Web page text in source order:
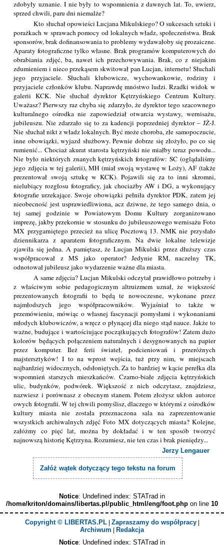
zdobyły uznanie. I nie były to wspomnienia z dawnych lat. To, uwierz,
sprzed chwili, paru dni niemalże?
Kto słuchał opowieści Lucjana Mikulskiego? O sukcesach sztuki i
porażkach w sprawach pomocy od lokalnych władz, społeczeństwa. Brak
sponsorów, brak dofinansowania to problemy wydawałoby się prozaiczne.
Aparaty fotograficzne tylko własne. Brak programów komputerowych do
obrabiania zdjęć, ba, nawet ich przechowywania. Brak, co z niejakim
zdumieniem i nieco przekąsem skwitował pan Lucjan, internetu! Słuchali
jego przyjaciele. Słuchali klubowicze, wychowankowie, rodziny i
przyjaciele członków klubu. Naprawdę mnóstwo ludzi. Rzadki widok w
galerii KCK. Nie słuchał dyrektor Kętrzyńskiego Centrum Kultury.
Uważasz? Pierwszy raz chyba się zdarzyło, że dyrektor tego szacownego
kulturalnego ośrodka nie zapowiedział otwarcia wystawy, wernisażu,
jubileuszu. Nie zdarzało się to za kadencji poprzedniej dyrektor – JŻ-J.
Nie słuchał nikt z władz lokalnych. Być może choroba, złe samopoczucie,
inne obowiązki, wyjazd służbowy. Pewnie dobrze się złożyło, po co się
rumienić... Chociaż akurat starosta kętrzyński nie miałby teraz powodu...
Nie było niektórych znanych kętrzyńskich fotografów: SC (oglądaliśmy
jego zdjęcia w tej galerii), MH (miał swoją wystawę w Loży), AF (także
prezentował swoją sztukę w KCK). Pojawili się za to inni skromni,
nielubiący rozgłosu fotograficy, jak chociażby AW i DG, a wykonujący
fotografie urzekające. Swoje obowiązki pełniła dyrektor PDK, zatem jej
nieobecność jest usprawiedliwiona, acz dziwne, że tego samego dnia, o
tej samej godzinie w Powiatowym Domu Kultury zorganizowano
imprezę, jakby przekornie w stosunku do jubileuszowego wernisażu Foto
MX przygarniętego przecież na ulicę Pocztową 13. NMK nie przysłało
dziennikarza z aparatem fotograficznym. Na dwie lokalne telewizje
zjawiła się jedna. A pamiętasz, że Lucjan Mikulski przez dłuższy czas
współpracował z MS jako operator? Jedynie RM, naczelny TK,
odnotował jubileusz jako wydarzenie ważne dla miasta.
A same zdjęcia? Lucjan Mikulski odczytał prawidłowo potrzeby i
z właściwym sobie pedagogicznym altruizmem uznał, że większość
prezentowanych fotografii to będą te nowoczesne, wykonane przez
najmłodszych jego współpracowników. Wyjaśniał to także w
przemówieniu, mówiąc o własnej fascynacji pomysłami i wykonaniami
młodych klubowiczów, a wręcz o płynącej dla niego stąd nauce. Jakże to
ważne, budujące i wartościujące początkujących fotografów! Zatem dużo
kolorów będących połączeniem naturalnych i desygnowanych na papier
przez komputer. Ileż ferii świateł, podcieniowań i przeróżnych
majstersztyków! I to na wprost wejścia, tuż przy nim, w miejscach
najbardziej widocznych, odsłoniętych. Za to bardziej w kącie perełka dla
wspomnień starszych mieszkańców. Czarno-białe zdjęcia kętrzyńskich
ulic, budynków, podwórek. Większość z nich odczytasz, znajdziesz,
nazwiesz i porównasz z obecnym stanem. Potem złożysz ukłon autorce
owych fotografii. W tej chwili pomyślisz, dlaczego w którymś z ośrodków
kultury miasta nie została przeznaczona sala na zaprezentowanie
wszystkich archiwalnych zdjęć Foto MX dotyczących miasta? Kolejne,
załóżmy co pięć lat, można by dokładać i w ten sposób tworzyć
najnowszą historię Kętrzyna. Rozumiesz, nie ten czas i brak pieniędzy...
Jerzy Lengauer
Załóż wątek dotyczący tego tekstu na forum
Notice: Undefined index: STATrad in
/home/kriton/domains/libertas.pl/public_html/eng/foot.php on line 10
Copyright © LIBERTAS.PL| Zapraszamy do współpracy|
Archiwum
Redakcja
Notice: Undefined index: STATrad in